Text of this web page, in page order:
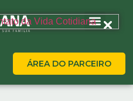
ÁREA DO PARCEIRO